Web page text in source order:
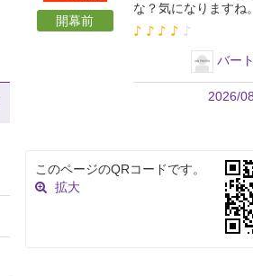
開幕前
な？気になりますね。
♪ ♪ ♪ ♪ ♪
バー
2026/
このページのQRコードです。
拡大